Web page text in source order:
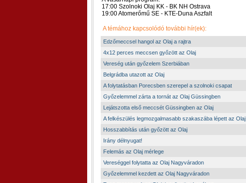
17:00 Szolnoki Olaj KK - BK NH Ostrava
19:00 Atomerőmű SE - KTE-Duna Aszfalt
A témához kapcsolódó további hír(ek):
Edzőmeccsel hangol az Olaj a rajtra
4x12 perces meccsen győzött az Olaj
Vereség után győzelem Szerbiában
Belgrádba utazott az Olaj
A folytatásban Porecsben szerepel a szolnoki csapat
Győzelemmel zárta a tornát az Olaj Güssingben
Lejátszotta első meccsét Güssingben az Olaj
A felkészülés legmozgalmasabb szakaszába lépett az Olaj
Hosszabbítás után győzött az Olaj
Irány délnyugat!
Felemás az Olaj mérlege
Vereséggel folytatta az Olaj Nagyváradon
Győzelemmel kezdett az Olaj Nagyváradon